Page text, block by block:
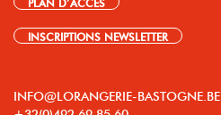
PLAN D’ACCÈS
INSCRIPTIONS NEWSLETTER
INFO@LORANGERIE-BASTOGNE.BE
+32(0)492 69 85 60